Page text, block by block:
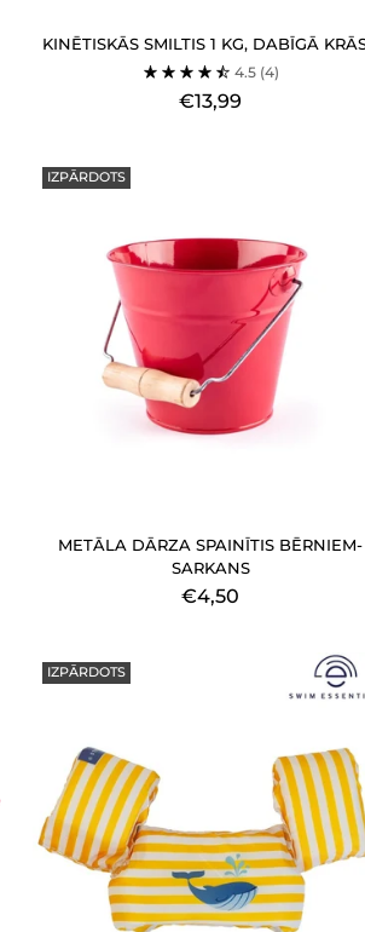
KINĒTISKĀS SMILTIS 1 KG, DABĪGĀ
4.5 (4)
€13,99
IZPĀRDOTS
METĀLA DĀRZA SPAINĪTIS BĒRNIEM-
SARKANS
€4,50
IZPĀRDOTS